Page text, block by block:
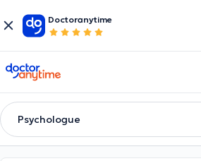
Doctoranytime
doctoranytime
Psychologue